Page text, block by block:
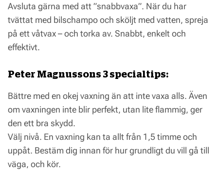
Avsluta gärna med att ”snabbvaxa”. När du har
tvättat med bilschampo och sköljt med vatten, spreja
på ett våtvax – och torka av. Snabbt, enkelt och
effektivt.
Peter Magnussons 3 specialtips:
Bättre med en okej vaxning än att inte vaxa alls. Även
om vaxningen inte blir perfekt, utan lite flammig, ger
den ett bra skydd.
Välj nivå. En vaxning kan ta allt från 1,5 timme och
uppåt. Bestäm dig innan för hur grundligt du vill gå till
väga, och kör.